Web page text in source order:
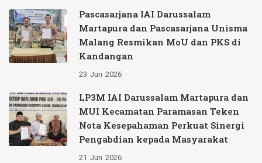
Pascasarjana IAI Darussalam
Martapura dan Pascasarjana Unisma
Malang Resmikan MoU dan PKS di
Kandangan
23 Jun 2026
LP3M IAI Darussalam Martapura dan
MUI Kecamatan Paramasan Teken
Nota Kesepahaman Perkuat Sinergi
Pengabdian kepada Masyarakat
21 Jun 2026